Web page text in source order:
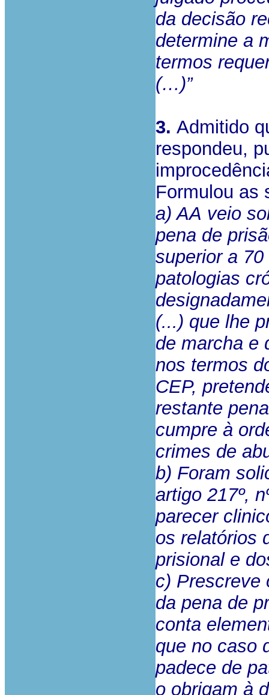
da decisão
determine a
termos
(…)”
3. Admitido
respondeu,
Formulou as
a) AA veio
pena de
superior a
patologias
(...) que lhe
de marcha e
nos termos
CEP,
restante
cumpre à
crimes de
b) Foram
artigo 217º,
parecer
os relatórios
prisional e
c) Prescreve
da pena de
conta
que no caso
padece de
o obrigam à